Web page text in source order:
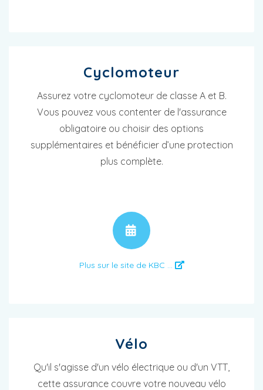
Cyclomoteur
Assurez votre cyclomoteur de classe A et B.
Vous pouvez vous contenter de l'assurance
obligatoire ou choisir des options
supplémentaires et bénéficier d’une protection
plus complète.
Plus sur le site de KBC ...
Vélo
Qu'il s'agisse d'un vélo électrique ou d'un VTT,
cette assurance couvre votre nouveau vélo